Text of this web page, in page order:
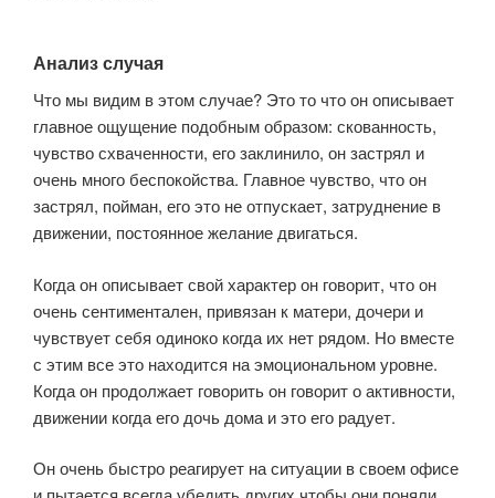
Анализ случая
Что мы видим в этом случае? Это то что он описывает
главное ощущение подобным образом: скованность,
чувство схваченности, его заклинило, он застрял и
очень много беспокойства. Главное чувство, что он
застрял, пойман, его это не отпускает, затруднение в
движении, постоянное желание двигаться.
Когда он описывает свой характер он говорит, что он
очень сентиментален, привязан к матери, дочери и
чувствует себя одиноко когда их нет рядом. Но вместе
с этим все это находится на эмоциональном уровне.
Когда он продолжает говорить он говорит о активности,
движении когда его дочь дома и это его радует.
Он очень быстро реагирует на ситуации в своем офисе